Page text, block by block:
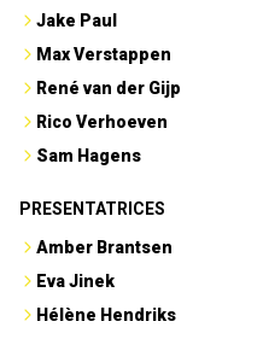
Jake Paul
Max Verstappen
René van der Gijp
Rico Verhoeven
Sam Hagens
PRESENTATRICES
Amber Brantsen
Eva Jinek
Hélène Hendriks